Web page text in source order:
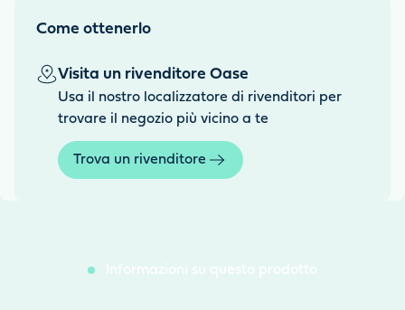
Come ottenerlo
Visita un rivenditore Oase
Usa il nostro localizzatore di rivenditori per
trovare il negozio più vicino a te
Trova un rivenditore
Informazioni su questo prodotto